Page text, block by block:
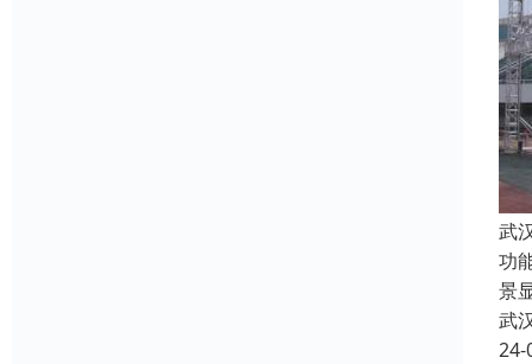
武
功
景
武
24-